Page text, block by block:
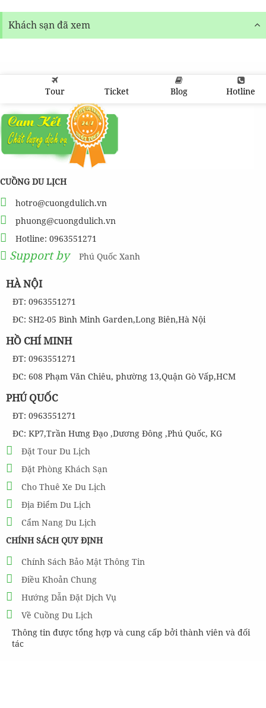
Khách sạn đã xem
Tour Ticket Blog Hotline
CUỒNG DU LỊCH
hotro@cuongdulich.vn
phuong@cuongdulich.vn
Hotline: 0963551271
Support by Phú Quốc Xanh
HÀ NỘI
ĐT: 0963551271
ĐC: SH2-05 Bình Minh Garden,Long Biên,Hà Nội
HỒ CHÍ MINH
ĐT: 0963551271
ĐC: 608 Phạm Văn Chiêu, phường 13,Quận Gò Vấp,HCM
PHÚ QUỐC
ĐT: 0963551271
ĐC: KP7,Trần Hưng Đạo ,Dương Đông ,Phú Quốc, KG
Đặt Tour Du Lịch
Đặt Phòng Khách Sạn
Cho Thuê Xe Du Lịch
Địa Điểm Du Lịch
Cẩm Nang Du Lịch
CHÍNH SÁCH QUY ĐỊNH
Chính Sách Bảo Mật Thông Tin
Điều Khoản Chung
Hướng Dẫn Đặt Dịch Vụ
Về Cuồng Du Lịch
Thông tin được tổng hợp và cung cấp bởi thành viên và đối
tác